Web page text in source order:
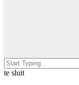
te sluit